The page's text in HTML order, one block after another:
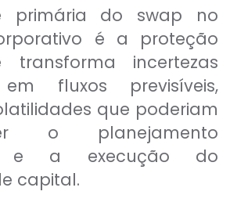
primária do swap no
é a proteção
transforma incertezas
fluxos previsíveis,
que poderiam
o planejamento
e a execução do
capital.